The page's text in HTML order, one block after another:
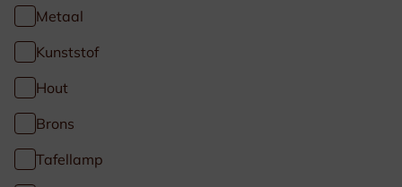
Metaal
Kunststof
Hout
Brons
Tafellamp